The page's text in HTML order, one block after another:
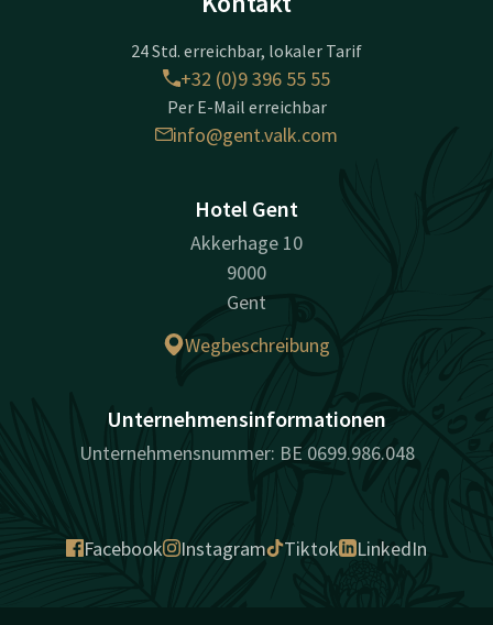
24 Std. erreichbar, lokaler Tarif
+32 (0)9 396 55 55
Per E-Mail erreichbar
info@gent.valk.com
Hotel Gent
Akkerhage 10
9000
Gent
Wegbeschreibung
Unternehmensinformationen
Unternehmensnummer: BE 0699.986.048
Facebook Instagram Tiktok LinkedIn